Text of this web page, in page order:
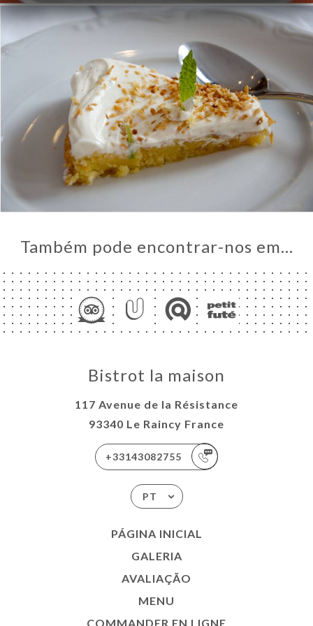
Também pode encontrar-nos em…
Bistrot la maison
117 Avenue de la Résistance
93340 Le Raincy France
+33143082755
PT
PÁGINA INICIAL
GALERIA
AVALIAÇÃO
MENU
COMMANDER EN LIGNE